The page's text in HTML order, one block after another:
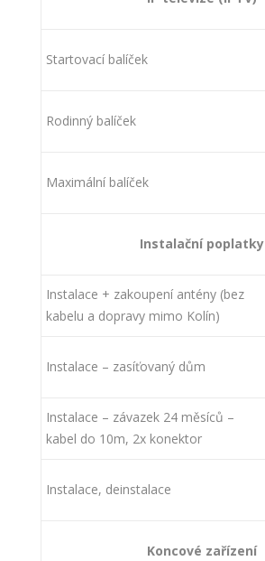
Startovací balíček
Rodinný balíček
Maximální balíček
Instalační poplatky
Instalace + zakoupení antény (bez
kabelu a dopravy mimo Kolín)
Instalace – zasíťovaný dům
Instalace – závazek 24 měsíců –
kabel do 10m, 2x konektor
Instalace, deinstalace
Koncové zařízení